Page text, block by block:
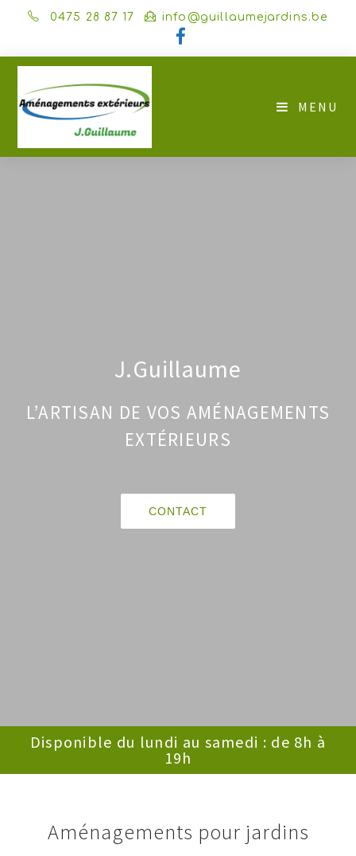
0475 28 87 17 info@guillaumejardins.be
MENU
J.Guillaume
L’ARTISAN DE VOS AMÉNAGEMENTS
EXTÉRIEURS
CONTACT
Disponible du lundi au samedi : de 8h à
19h
Aménagements pour jardins